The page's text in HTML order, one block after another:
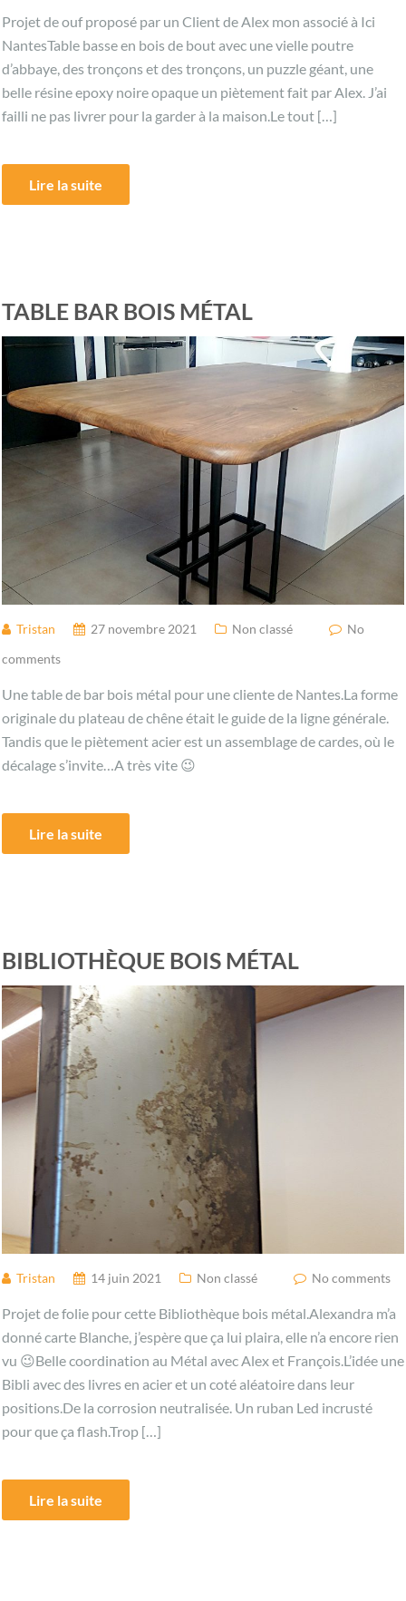
Projet de ouf proposé par un Client de Alex mon associé à Ici
NantesTable basse en bois de bout avec une vielle poutre
d’abbaye, des tronçons et des tronçons, un puzzle géant, une
belle résine epoxy noire opaque un piètement fait par Alex. J’ai
failli ne pas livrer pour la garder à la maison.Le tout […]
Lire la suite
TABLE BAR BOIS MÉTAL
Tristan 27 novembre 2021 Non classé
No
comments
Une table de bar bois métal pour une cliente de Nantes.La forme
originale du plateau de chêne était le guide de la ligne générale.
Tandis que le piètement acier est un assemblage de cardes, où le
décalage s’invite…A très vite 😉
Lire la suite
BIBLIOTHÈQUE BOIS MÉTAL
Tristan 14 juin 2021 Non classé No comments
Projet de folie pour cette Bibliothèque bois métal.Alexandra m’a
donné carte Blanche, j’espère que ça lui plaira, elle n’a encore rien
vu 😉Belle coordination au Métal avec Alex et François.L’idée une
Bibli avec des livres en acier et un coté aléatoire dans leur
positions.De la corrosion neutralisée. Un ruban Led incrusté
pour que ça flash.Trop […]
Lire la suite